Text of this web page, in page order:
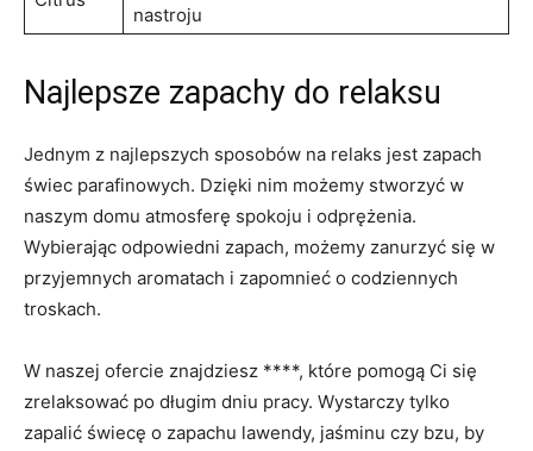
nastroju
Najlepsze zapachy do‍ relaksu
Jednym z najlepszych sposobów na relaks jest zapach
świec parafinowych. Dzięki nim możemy stworzyć w
naszym domu atmosferę spokoju i odprężenia.
Wybierając odpowiedni​ zapach, możemy zanurzyć się w
przyjemnych aromatach i zapomnieć o codziennych
troskach.
W naszej ofercie znajdziesz ****, które pomogą Ci się⁤
zrelaksować po długim dniu⁢ pracy. Wystarczy tylko
zapalić świecę‌ o zapachu lawendy, jaśminu czy bzu, by